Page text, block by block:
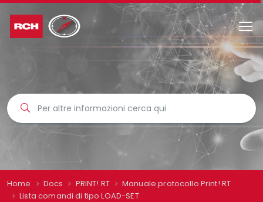
Home Docs PRINT! RT
Manuale protocollo Print! RT
Lista comandi di tipo LOAD-SET